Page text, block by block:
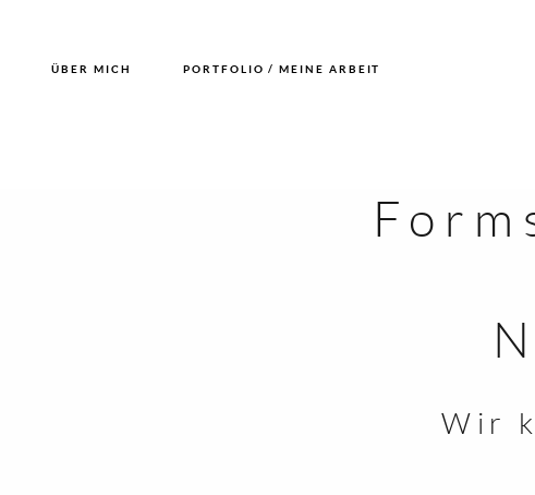
ÜBER MICH PORTFOLIO / MEINE ARBEIT
Wir